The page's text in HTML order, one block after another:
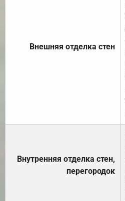
Внешняя отделка стен
Внутренняя отделка стен,
перегородок